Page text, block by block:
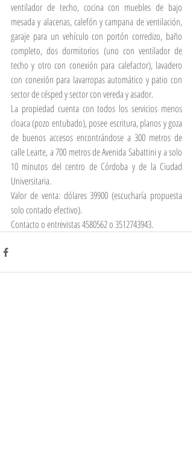
ventilador de techo, cocina con muebles de bajo
mesada y alacenas, calefón y campana de ventilación,
garaje para un vehículo con portón corredizo, baño
completo, dos dormitorios (uno con ventilador de
techo y otro con conexión para calefactor), lavadero
con conexión para lavarropas automático y patio con
sector de césped y sector con vereda y asador.
La propiedad cuenta con todos los servicios menos
cloaca (pozo entubado), posee escritura, planos y goza
de buenos accesos encontrándose a 300 metros de
calle Learte, a 700 metros de Avenida Sabattini y a solo
10 minutos del centro de Córdoba y de la Ciudad
Universitaria.
Valor de venta: dólares 39900 (escucharía propuesta
solo contado efectivo).
Contacto o entrevistas 4580562 o 3512743943.